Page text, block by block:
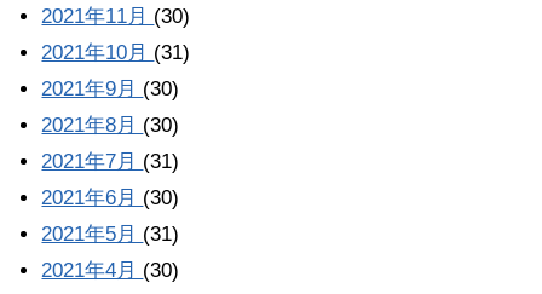
2021年11月 (30)
2021年10月 (31)
2021年9月 (30)
2021年8月 (30)
2021年7月 (31)
2021年6月 (30)
2021年5月 (31)
2021年4月 (30)